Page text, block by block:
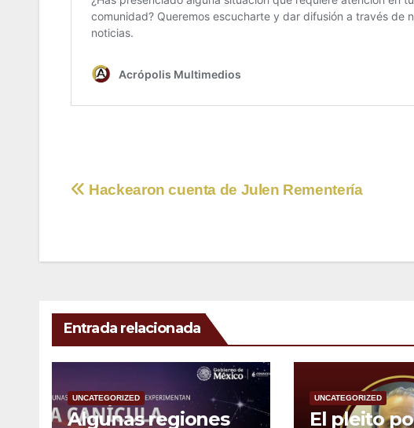
Navegación
entradas
Hackearon cuenta de Julen Rementería
Entrada relacionada
UNCATEGORIZED
Algunas regiones
UNCATEGORIZED
El pleito